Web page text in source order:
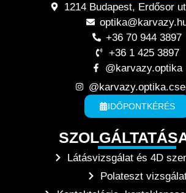
1214 Budapest, Erdősor
+36 70 944 3897
+36 1 425 3897
@karvazy.optika
IDŐPONTKÉRÉS
Látásvizsgálat és 4D
Polateszt